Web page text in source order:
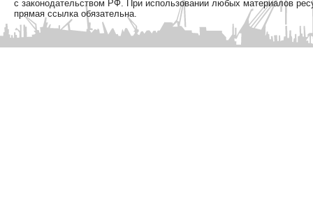
с законодательством РФ. При использовании любых материалов
прямая ссылка обязательна.